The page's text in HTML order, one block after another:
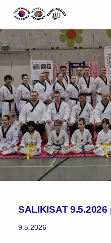
Siirry
sivun
sisältöön
Espoo Taekwondo Academy
SALIKISAT 9.5.2026
9.5.2026